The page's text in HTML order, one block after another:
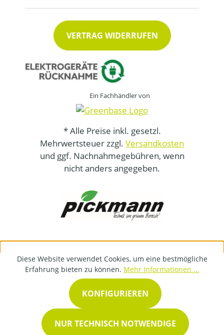
VERTRAG WIDERRUFEN
Ein Fachhändler von
* Alle Preise inkl. gesetzl.
Mehrwertsteuer zzgl. Versandkosten
und ggf. Nachnahmegebühren, wenn
nicht anders angegeben.
Diese Website verwendet Cookies, um eine bestmögliche
Erfahrung bieten zu können. Mehr Informationen ...
NUR TECHNISCH NOTWENDIGE
KONFIGURIEREN